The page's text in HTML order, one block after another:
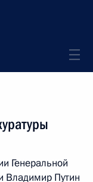
Генеральной
Владимир Путин